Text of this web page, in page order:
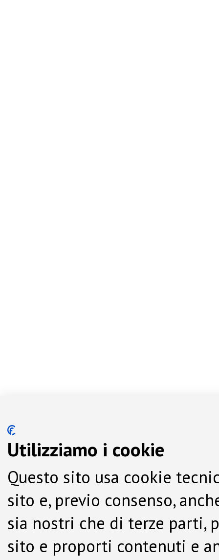
Utilizziamo i cookie
Questo sito usa cookie
sito e, previo consenso,
sia nostri che di terze parti,
sito e proporti contenuti e